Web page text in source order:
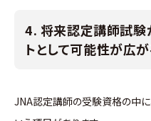
4. 将来認定講師試験
トとして可能性が広
JNA認定講師の受験資格の中に